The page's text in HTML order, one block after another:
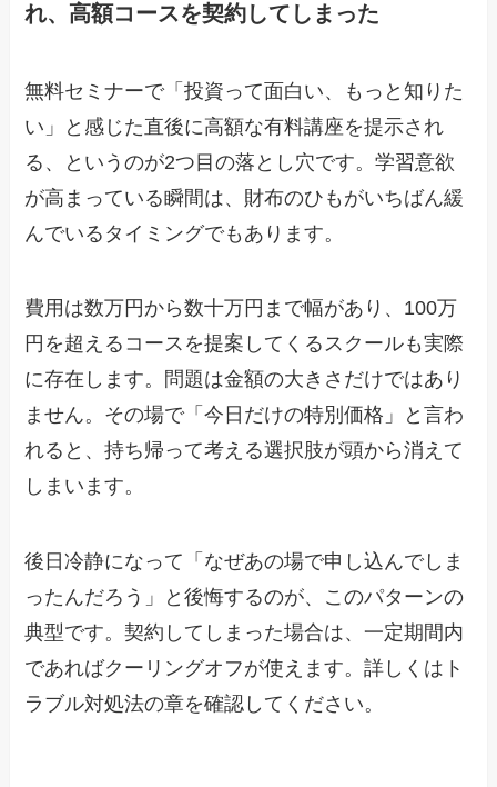
れ、高額コースを契約してしまった
無料セミナーで「投資って面白い、もっと知りた
い」と感じた直後に高額な有料講座を提示され
る、というのが2つ目の落とし穴です。学習意欲
が高まっている瞬間は、財布のひもがいちばん緩
んでいるタイミングでもあります。
費用は数万円から数十万円まで幅があり、 100万
円を超えるコースを提案してくるスクールも実際
に存在します。 問題は金額の大きさだけではあり
ません。その場で「今日だけの特別価格」と言わ
れると、持ち帰って考える選択肢が頭から消えて
しまいます。
後日冷静になって「なぜあの場で申し込んでしま
ったんだろう」と後悔するのが、このパターンの
典型です。契約してしまった場合は、一定期間内
であればクーリングオフが使えます。詳しくはト
ラブル対処法の章を確認してください。